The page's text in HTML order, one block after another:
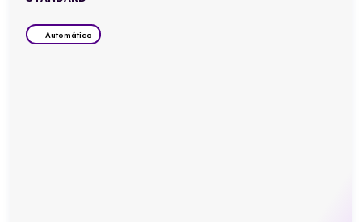
Automático